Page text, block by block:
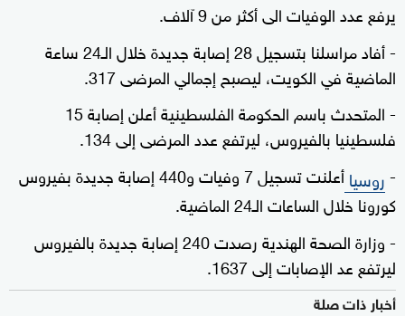
يرفع عدد الوفيات الى أكثر من 9 آلاف.
- أفاد مراسلنا بتسجيل 28 إصابة جديدة خلال الـ24 ساعة
الماضية في الكويت، ليصبح إجمالي المرضى 317.
- المتحدث باسم الحكومة الفلسطينية أعلن إصابة 15
فلسطينيا بالفيروس، ليرتفع عدد المرضى إلى 134.
-روسيا
أعلنت تسجيل 7 وفيات و440 إصابة جديدة بفيروس
كورونا خلال الساعات الـ24 الماضية.
- وزارة الصحة الهندية رصدت 240 إصابة جديدة بالفيروس
ليرتفع عد الإصابات إلى 1637.
أخبار ذات صلة